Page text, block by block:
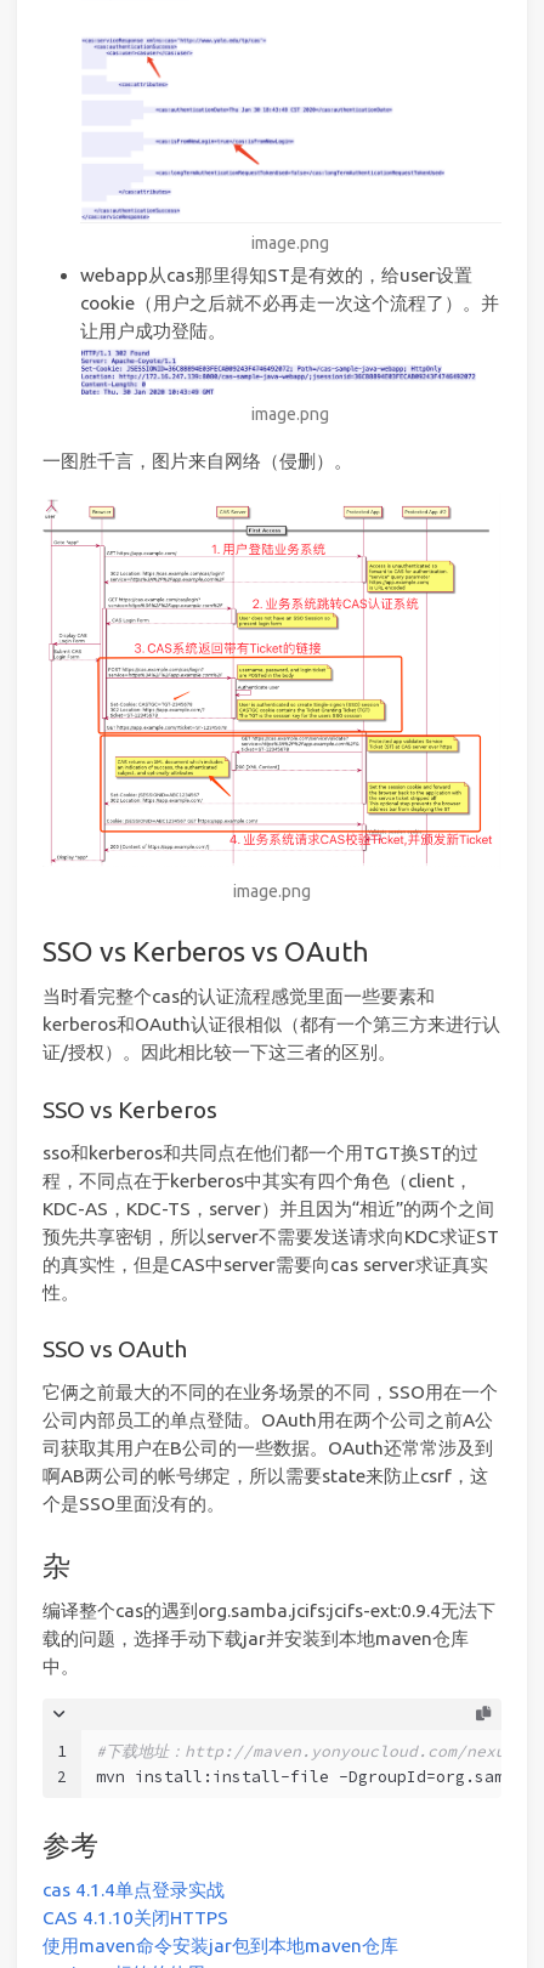
image.png
webapp从cas那里得知ST是有效的，给user设置
cookie（用户之后就不必再走一次这个流程了）。并
让用户成功登陆。
image.png
一图胜千言，图片来自网络（侵删）。
image.png
SSO vs Kerberos vs OAuth
当时看完整个cas的认证流程感觉里面一些要素和
kerberos和OAuth认证很相似（都有一个第三方来进行认
证/授权）。因此相比较一下这三者的区别。
SSO vs Kerberos
sso和kerberos和共同点在他们都一个用TGT换ST的过
程，不同点在于kerberos中其实有四个角色（client，
KDC-AS，KDC-TS，server）并且因为“相近”的两个之间
预先共享密钥，所以server不需要发送请求向KDC求证ST
的真实性，但是CAS中server需要向cas server求证真实
性。
SSO vs OAuth
它俩之前最大的不同的在业务场景的不同，SSO用在一个
公司内部员工的单点登陆。OAuth用在两个公司之前A公
司获取其用户在B公司的一些数据。OAuth还常常涉及到
啊AB两公司的帐号绑定，所以需要state来防止csrf，这
个是SSO里面没有的。
杂
编译整个cas的遇到org.samba.jcifs:jcifs-ext:0.9.4无法下
载的问题，选择手动下载jar并安装到本地maven仓库
中。
1
2
#下载地址：http://maven.yonyoucloud.com/
mvn install:install-file -
参考
cas 4.1.4单点登录实战
CAS 4.1.10关闭HTTPS
使用maven命令安装jar包到本地maven仓库